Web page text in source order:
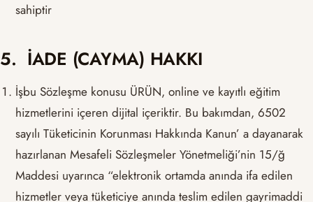
sahiptir
5. İADE (CAYMA) HAKKI
İşbu Sözleşme konusu ÜRÜN, online ve kayıtlı eğitim
hizmetlerini içeren dijital içeriktir. Bu bakımdan, 6502
sayılı Tüketicinin Korunması Hakkında Kanun’ a dayanarak
hazırlanan Mesafeli Sözleşmeler Yönetmeliği’nin 15/ğ
Maddesi uyarınca “elektronik ortamda anında ifa edilen
hizmetler veya tüketiciye anında teslim edilen gayrimaddi